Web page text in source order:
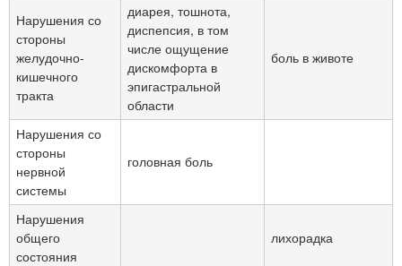
Нарушения со
стороны
желудочно-
кишечного
тракта
диарея, тошнота,
диспепсия, в том
числе ощущение
дискомфорта в
эпигастральной
области
боль в животе
Нарушения со
стороны
нервной
системы
головная боль
Нарушения
общего
состояния
лихорадка